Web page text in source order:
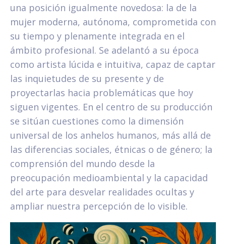
una posición igualmente novedosa: la de la
mujer moderna, autónoma, comprometida con
su tiempo y plenamente integrada en el
ámbito profesional. Se adelantó a su época
como artista lúcida e intuitiva, capaz de captar
las inquietudes de su presente y de
proyectarlas hacia problemáticas que hoy
siguen vigentes. En el centro de su producción
se sitúan cuestiones como la dimensión
universal de los anhelos humanos, más allá de
las diferencias sociales, étnicas o de género; la
comprensión del mundo desde la
preocupación medioambiental y la capacidad
del arte para desvelar realidades ocultas y
ampliar nuestra percepción de lo visible.